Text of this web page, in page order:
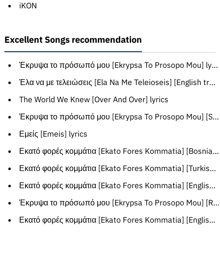
iKON
Excellent Songs recommendation
Έκρυψα το πρόσωπό μου [Ekrypsa To Prosopo Mou] lyrics
Έλα να με τελειώσεις [Ela Na Me Teleioseis] [English translation]
The World We Knew [Over And Over] lyrics
Έκρυψα το πρόσωπό μου [Ekrypsa To Prosopo Mou] [Serbian translation]
Εμείς [Emeis] lyrics
Εκατό φορές κομμάτια [Ekato Fores Kommatia] [Bosnian translation]
Εκατό φορές κομμάτια [Ekato Fores Kommatia] [Turkish translation]
Εκατό φορές κομμάτια [Ekato Fores Kommatia] [English translation]
Έκρυψα το πρόσωπό μου [Ekrypsa To Prosopo Mou] [Romanian translation]
Εκατό φορές κομμάτια [Ekato Fores Kommatia] [English translation]